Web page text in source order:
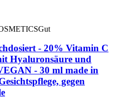
Gut
- 20% Vitamin C
Hyaluronsäure und
- 30 ml made in
gegen